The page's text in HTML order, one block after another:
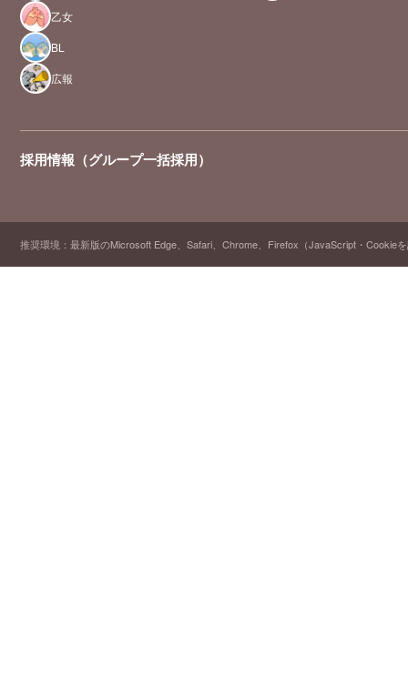
乙女
BL
広報
採用情報（グループ一括採用）
推奨環境：最新版のMicrosoft Edge、Safari、Chrome、Firefox（JavaScript・Cookie